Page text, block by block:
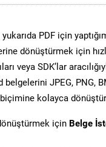
PDF için
dönüştürmek için
veya SDK’lar
JPEG, PNG,
kolayca
için Belge